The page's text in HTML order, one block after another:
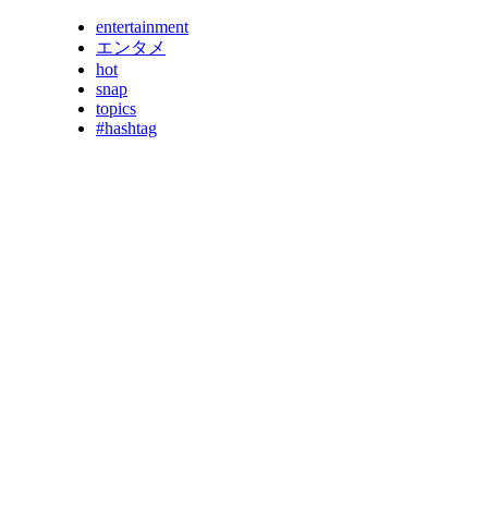
entertainment
エンタメ
hot
snap
topics
#hashtag